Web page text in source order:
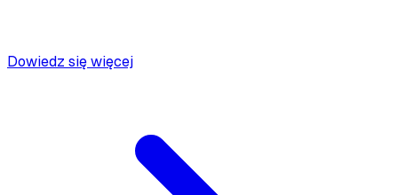
Dowiedz się więcej